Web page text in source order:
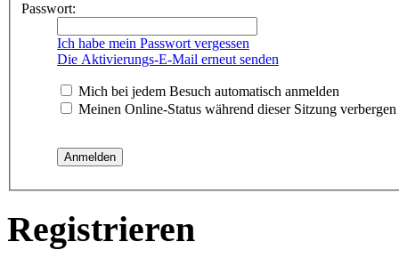
Passwort:
Ich habe mein Passwort vergessen
Die Aktivierungs-E-Mail erneut senden
Mich bei jedem Besuch automatisch anmelden
Meinen Online-Status während dieser Sitzung verbergen
Registrieren